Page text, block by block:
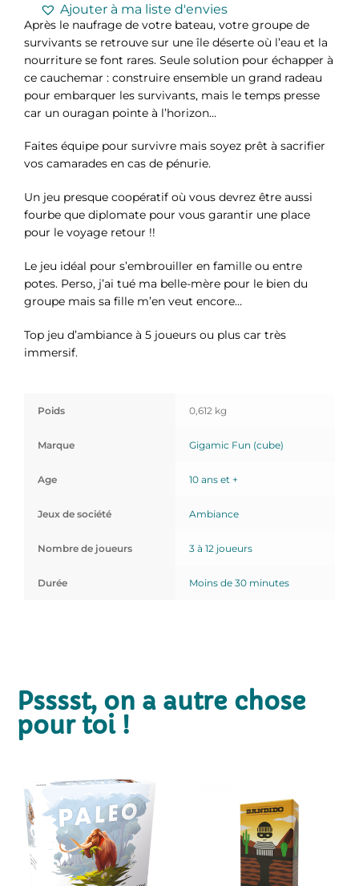
Ajouter à ma liste d'envies
Après le naufrage de votre bateau, votre groupe de
survivants se retrouve sur une île déserte où l’eau et la
nourriture se font rares. Seule solution pour échapper à
ce cauchemar : construire ensemble un grand radeau
pour embarquer les survivants, mais le temps presse
car un ouragan pointe à l’horizon…
Faites équipe pour survivre mais soyez prêt à sacrifier
vos camarades en cas de pénurie.
Un jeu presque coopératif où vous devrez être aussi
fourbe que diplomate pour vous garantir une place
pour le voyage retour !!
Le jeu idéal pour s’embrouiller en famille ou entre
potes. Perso, j’ai tué ma belle-mère pour le bien du
groupe mais sa fille m’en veut encore…
Top jeu d’ambiance à 5 joueurs ou plus car très
immersif.
Poids 0,612 kg
Marque Gigamic Fun (cube)
Age 10 ans et +
Jeux de société Ambiance
Nombre de joueurs 3 à 12 joueurs
Durée Moins de 30 minutes
Psssst, on a autre chose
pour toi !